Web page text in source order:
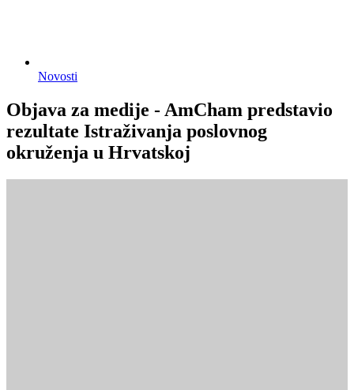
Novosti
Objava za medije - AmCham predstavio
rezultate Istraživanja poslovnog
okruženja u Hrvatskoj